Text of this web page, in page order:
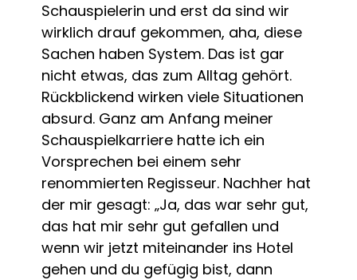
Schauspielerin und erst da sind wir
wirklich drauf gekommen, aha, diese
Sachen haben System. Das ist gar
nicht etwas, das zum Alltag gehört.
Rückblickend wirken viele Situationen
absurd. Ganz am Anfang meiner
Schauspielkarriere hatte ich ein
Vorsprechen bei einem sehr
renommierten Regisseur. Nachher hat
der mir gesagt: „Ja, das war sehr gut,
das hat mir sehr gut gefallen und
wenn wir jetzt miteinander ins Hotel
gehen und du gefügig bist, dann